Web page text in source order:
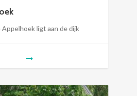
ligt aan de dijk